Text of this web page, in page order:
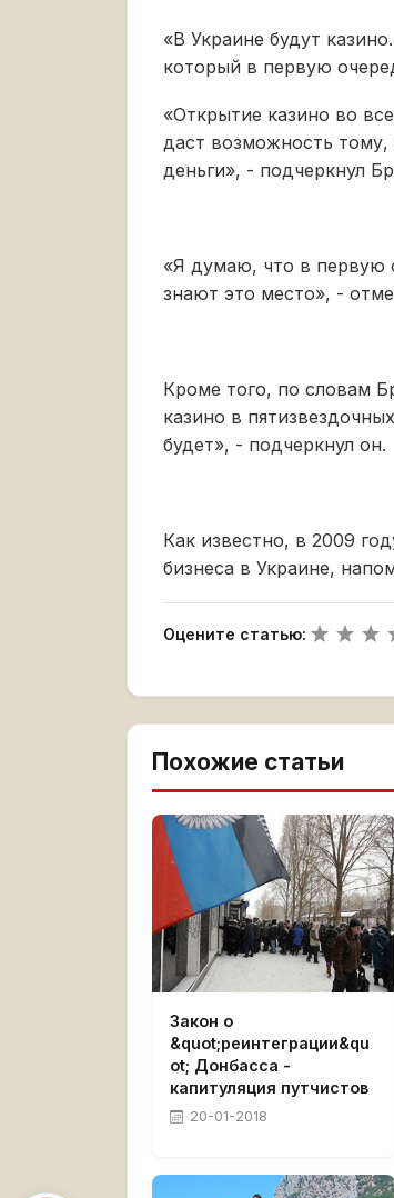
«В Украине будут
который в первую
«Открытие казино во
даст возможность тому,
деньги», - подчеркнул
«Я думаю, что в первую
знают это место», -
Кроме того, по словам
казино в
будет», - подчеркнул он.
Как известно, в 2009
бизнеса в Украине,
Оцените статью:
Похожие статьи
Закон о
&quot;реинтеграции&qu
ot; Донбасса -
капитуляция путчистов
20-01-2018